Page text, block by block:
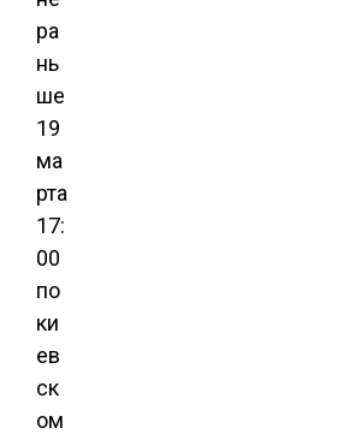
ра
нь
ше
19
ма
рта
17:
00
по
ки
ев
ск
ом